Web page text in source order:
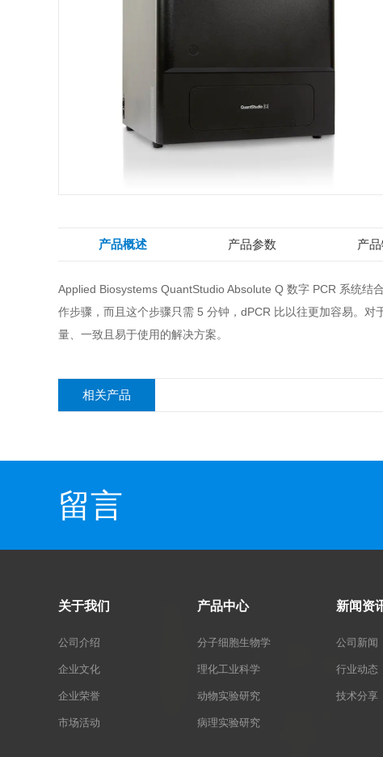
产品概述 产品参数 产
Applied Biosystems QuantStudio Absolute Q 数字 PCR 系统结
作步骤，而且这个步骤只需 5 分钟，dPCR 比以往更加容易。
量、一致且易于使用的解决方案。
相关产品
留言
关于我们
公司介绍
企业文化
企业荣誉
市场活动
产品中心
分子细胞生物学
理化工业科学
动物实验研究
病理实验研究
新闻资
公司新闻
行业动态
技术分享